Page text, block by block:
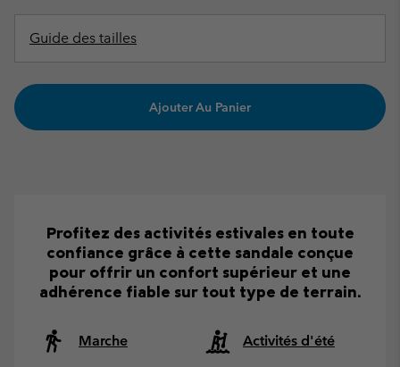
Guide des tailles
Ajouter Au Panier
Profitez des activités estivales en toute
confiance grâce à cette sandale conçue
pour offrir un confort supérieur et une
adhérence fiable sur tout type de terrain.
Marche Activités d'été